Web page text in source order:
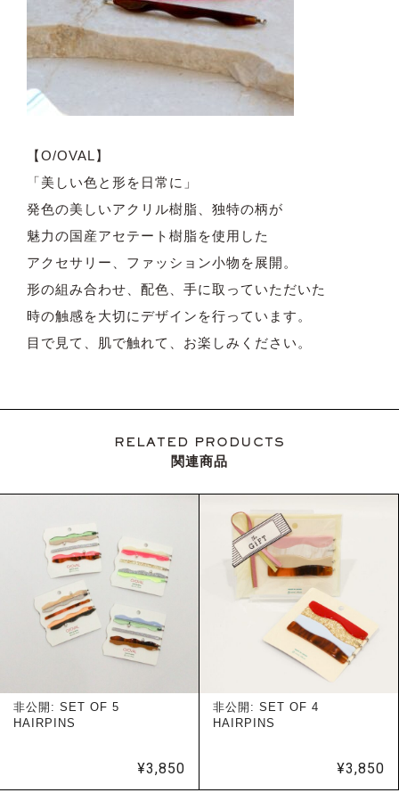
【O/OVAL】
「美しい色と形を日常に」
発色の美しいアクリル樹脂、独特の柄が
魅力の国産アセテート樹脂を使用した
アクセサリー、ファッション小物を展開。
形の組み合わせ、配色、手に取っていただいた
時の触感を大切にデザインを行っています。
目で見て、肌で触れて、お楽しみください。
RELATED PRODUCTS
関連商品
非公開: SET OF 5
HAIRPINS
¥3,850
非公開: SET OF 4
HAIRPINS
¥3,850